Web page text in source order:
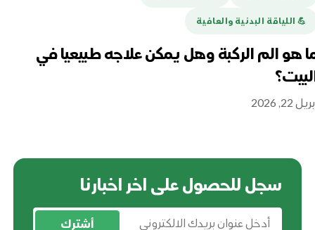
💪️ اللياقة البدنية والعافية
هو الم الركبة وهل يمكن علاجه طبيعيا في
22, 2026
سجل للحصول على اخر اخبارنا
أشترك